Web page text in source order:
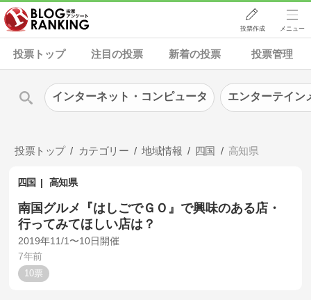
投票作成 メニュー
投票トップ 注目の投票 新着の投票 投票管理
投票トップ カテゴリー 地域情報 四国 高知県
四国 高知県
南国グルメ『はしごでＧＯ』で興味のある店・
行ってみてほしい店は？
2019年11/1〜10日開催
7年前
10
インターネット・コンピュータ エンターテイン